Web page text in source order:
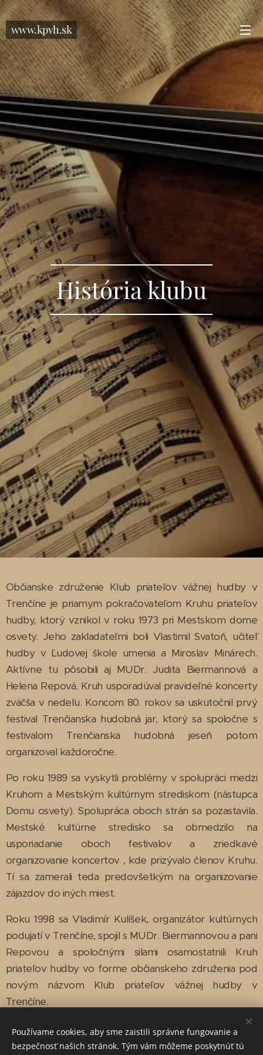
www.kpvh.sk
História klubu
Občianske združenie Klub priateľov vážnej hudby v
Trenčíne je priamym pokračovateľom Kruhu priateľov
hudby, ktorý vznikol v roku 1973 pri Mestskom dome
osvety. Jeho zakladateľmi boli Vlastimil Svatoň, učiteľ
hudby v Ľudovej škole umenia a Miroslav Minárech.
Aktívne tu pôsobili aj MUDr. Judita Biermannová a
Helena Repová. Kruh usporadúval pravideľné koncerty
zväčša v nedeľu. Koncom 80. rokov sa uskutočnil prvý
festival Trenčianska hudobná jar, ktorý sa spoločne s
festivalom Trenčianska hudobná jeseň potom
organizoval každoročne.
Po roku 1989 sa vyskytli problémy v spolupráci medzi
Kruhom a Mestským kultúrnym strediskom (nástupca
Domu osvety). Spolupráca oboch strán sa pozastavila.
Mestské kultúrne stredisko sa obmedzilo na
usporiadanie oboch festivalov a zriedkavé
organizovanie koncertov , kde prizývalo členov Kruhu.
Tí sa zamerali teda predovšetkým na organizovanie
zájazdov do iných miest.
Roku 1998 sa Vladimír Kulíšek, organizátor kultúrnych
podujatí v Trenčíne, spojil s MUDr. Biermannovou a pani
Repovou a spoločnými silami osamostatnili Kruh
priateľov hudby vo forme občianskeho združenia pod
novým názvom Klub priateľov vážnej hudby v
Trenčíne.
Tento klub prevzal od MsKS Trenčín aj organizovanie
pravidelných festivalov Trenčianska hudobná jar a
Používame cookies, aby sme zaistili správne fungovanie a
bezpečnosť našich stránok. Tým vám môžeme poskytnúť tú